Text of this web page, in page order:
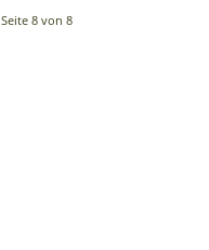
Seite 8 von 8